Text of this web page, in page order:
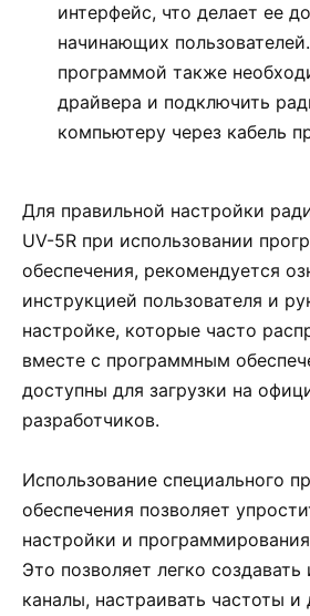
интерфейс, что делает ее
начинающих
программой также
драйвера и подключить
компьютеру через кабель
Для правильной настройки
UV-5R при использовании
обеспечения, рекомендуется
инструкцией пользователя и
настройке, которые часто
вместе с программным
доступны для загрузки на
разработчиков.
Использование специального
обеспечения позволяет
настройки и
Это позволяет легко
каналы, настраивать частоты